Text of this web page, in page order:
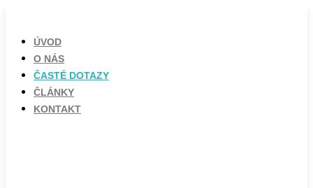
ÚVOD
O NÁS
ČASTÉ DOTAZY
ČLÁNKY
KONTAKT